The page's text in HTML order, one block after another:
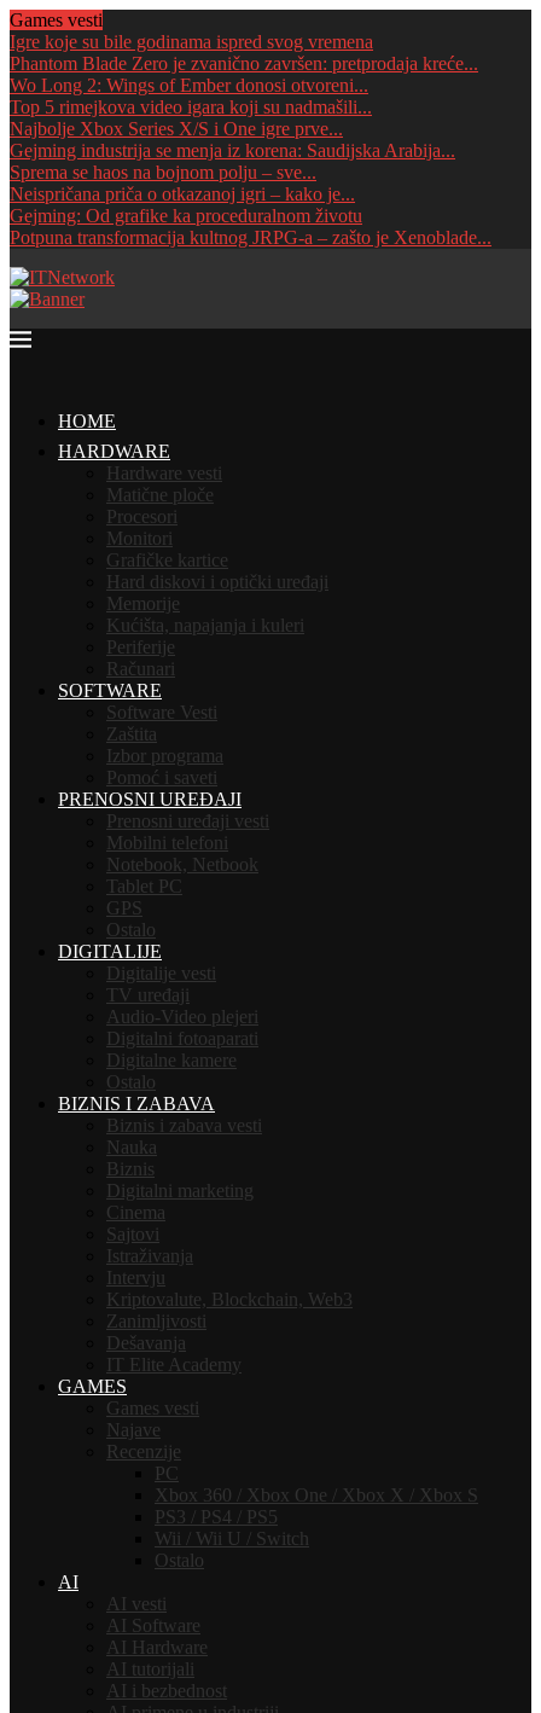
Games vesti
Igre koje su bile godinama ispred svog vremena
Phantom Blade Zero je zvanično završen: pretprodaja kreće...
Wo Long 2: Wings of Ember donosi otvoreni...
Top 5 rimejkova video igara koji su nadmašili...
Najbolje Xbox Series X/S i One igre prve...
Gejming industrija se menja iz korena: Saudijska Arabija...
Sprema se haos na bojnom polju – sve...
Neispričana priča o otkazanoj igri – kako je...
Gejming: Od grafike ka proceduralnom životu
Potpuna transformacija kultnog JRPG-a – zašto je Xenoblade...
HOME
HARDWARE
Hardware vesti
Matične ploče
Procesori
Monitori
Grafičke kartice
Hard diskovi i optički uređaji
Memorije
Kućišta, napajanja i kuleri
Periferije
Računari
SOFTWARE
Software Vesti
Zaštita
Izbor programa
Pomoć i saveti
PRENOSNI UREĐAJI
Prenosni uređaji vesti
Mobilni telefoni
Notebook, Netbook
Tablet PC
GPS
Ostalo
DIGITALIJE
Digitalije vesti
TV uređaji
Audio-Video plejeri
Digitalni fotoaparati
Digitalne kamere
Ostalo
BIZNIS I ZABAVA
Biznis i zabava vesti
Nauka
Biznis
Digitalni marketing
Cinema
Sajtovi
Istraživanja
Intervju
Kriptovalute, Blockchain, Web3
Zanimljivosti
Dešavanja
IT Elite Academy
GAMES
Games vesti
Najave
Recenzije
PC
Xbox 360 / Xbox One / Xbox X / Xbox S
PS3 / PS4 / PS5
Wii / Wii U / Switch
Ostalo
AI
AI vesti
AI Software
AI Hardware
AI tutorijali
AI i bezbednost